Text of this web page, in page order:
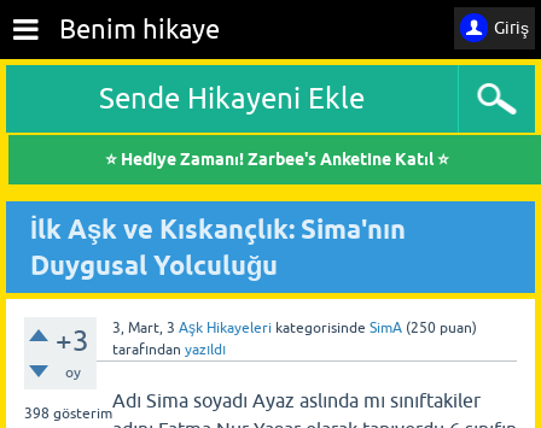
Giriş
Benim hikaye
Sende Hikayeni Ekle
⭐ Hediye Zamanı! Zarbee's Anketine Katıl ⭐
İlk Aşk ve Kıskançlık: Sima'nın
Duygusal Yolculuğu
+3
oy
398 gösterim
3, Mart, 3 Aşk Hikayeleri kategorisinde SimA (250 puan)
tarafından yazıldı
Adı Sima soyadı Ayaz aslında mı sınıftakiler